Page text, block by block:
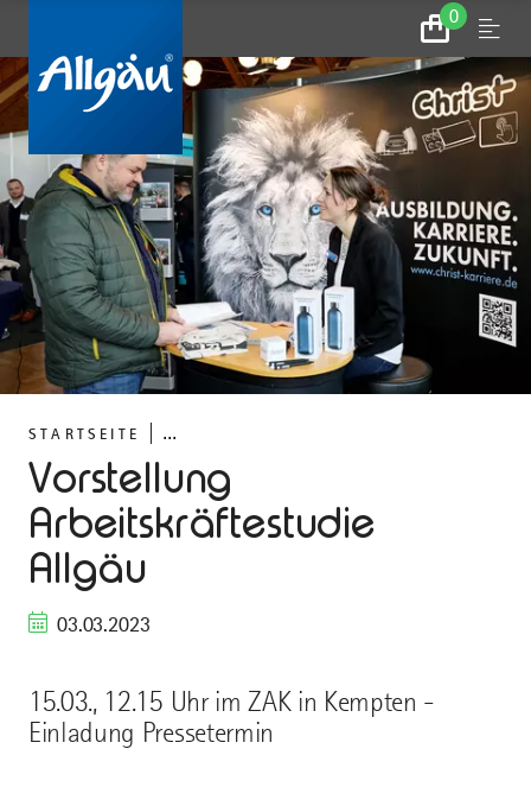
0
Zum
Warenkorb
Menu
STARTSEITE ...
Vorstellung
Arbeitskräftestudie
Allgäu
03.03.2023
15.03., 12.15 Uhr im ZAK in Kempten -
Einladung Pressetermin